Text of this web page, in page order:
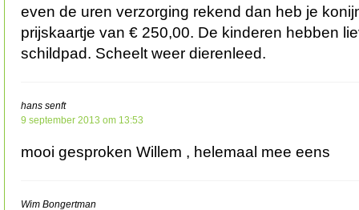
even de uren verzorging rekend dan heb je
prijskaartje van € 250,00. De kinderen hebben
schildpad. Scheelt weer dierenleed.
hans senft
9 september 2013 om 13:53
mooi gesproken Willem , helemaal mee eens
Wim Bongertman